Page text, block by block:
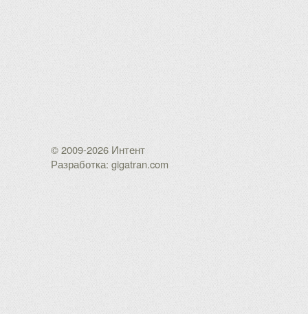
© 2009-2026 Интент
Разработка: gigatran.com